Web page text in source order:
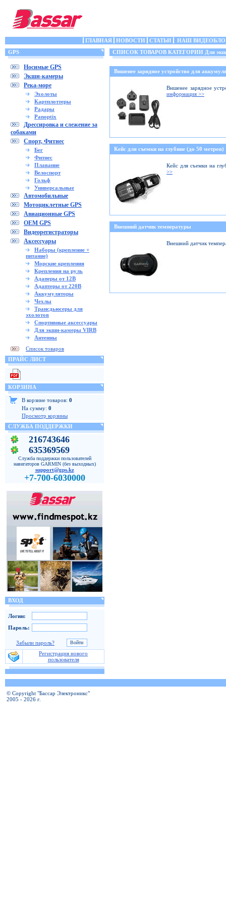
ГЛАВНАЯ НОВОСТИ СТАТЬИ
НАШ
GPS
Носимые GPS
Экшн-камеры
Река-море
Эхолоты
Картплоттеры
Радары
Panoptix
Дрессировка и слежение за
собаками
Спорт, Фитнес
Бег
Фитнес
Плавание
Велоспорт
Гольф
Универсальные
Автомобильные
Мотоциклетные GPS
Авиационные GPS
OEM GPS
Видеорегистраторы
Аксессуары
Наборы (крепление +
питание)
Морские крепления
Крепления на руль
Адаперы от 12В
Адаптеры от 220В
Аккумуляторы
Чехлы
Трансдьюсеры для
эхолотов
Спортивные аксессуары
Для экшн-камеры VIRB
Антенны
Список товаров
ПРАЙС ЛИСТ
КОРЗИНА
В корзине товаров: 0
На сумму: 0
Просмотр корзины
СЛУЖБА ПОДДЕРЖКИ
216743646
635369569
Служба поддержки пользователей
навигаторов GARMIN (без выходных)
support@gps.kz
+7-700-6030000
ВХОД
Логин:
Пароль:
Забыли пароль?
Регистрация нового
пользователя
СПИСОК ТОВАРОВ КАТЕГОРИИ Для
Вншенее зарядное устройство для
Вншенее зарядное
информация >>
Кейс для съемки на глубине (до 50 метров)
Кейс для съемки на
>>
Внешний датчик температуры
Внешний датчик
© Copyright "Бассар Электроникс"
2005 - 2026 г.